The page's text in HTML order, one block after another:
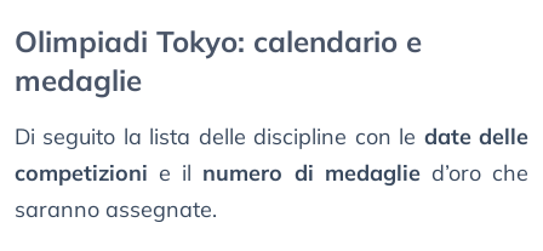
Olimpiadi Tokyo: calendario e
medaglie
Di seguito la lista delle discipline con le date delle
competizioni e il numero di medaglied’oro che
saranno assegnate.